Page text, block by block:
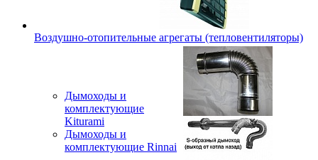
Воздушно-отопительные агрегаты (тепловентиляторы)
Дымоходы и
комплектующие
Kiturami
Дымоходы и
комплектующие Rinnai